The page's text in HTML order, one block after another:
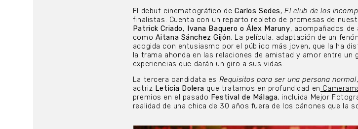
El debut cinematográfico de Carlos Sedes,El club de los
finalistas. Cuenta con un reparto repleto de promesas de
Patrick Criado, Ivana Baquero o Álex Maruny, acompañados
como Aitana Sánchez Gijón. La película, adaptación de un
acogida con entusiasmo por el público más joven, que la ha
la trama ahonda en las relaciones de amistad y amor entre un
experiencias que darán un giro a sus vidas.
La tercera candidata es Requisitos para ser una persona normal
actriz Leticia Dolera que tratamos en profundidad en
premios en el pasado Festival de Málaga, incluida Mejor
realidad de una chica de 30 años fuera de los cánones que la